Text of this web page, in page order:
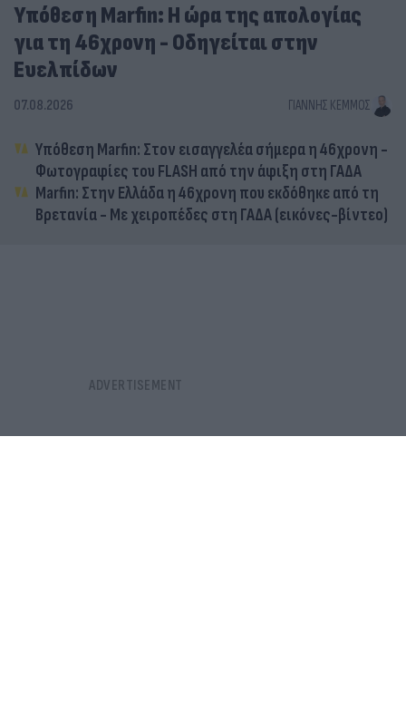
Υπόθεση Marfin: Η ώρα της απολογίας
για τη 46χρονη - Οδηγείται στην
Ευελπίδων
07.08.2026 ΓΙΆΝΝΗΣ ΚΈΜΜΟΣ
Υπόθεση Marfin: Στον εισαγγελέα σήμερα η 46χρονη -
Φωτογραφίες του FLASH από την άφιξη στη ΓΑΔΑ
Marfin: Στην Ελλάδα η 46χρονη που εκδόθηκε από τη
Βρετανία - Με χειροπέδες στη ΓΑΔΑ (εικόνες-βίντεο)